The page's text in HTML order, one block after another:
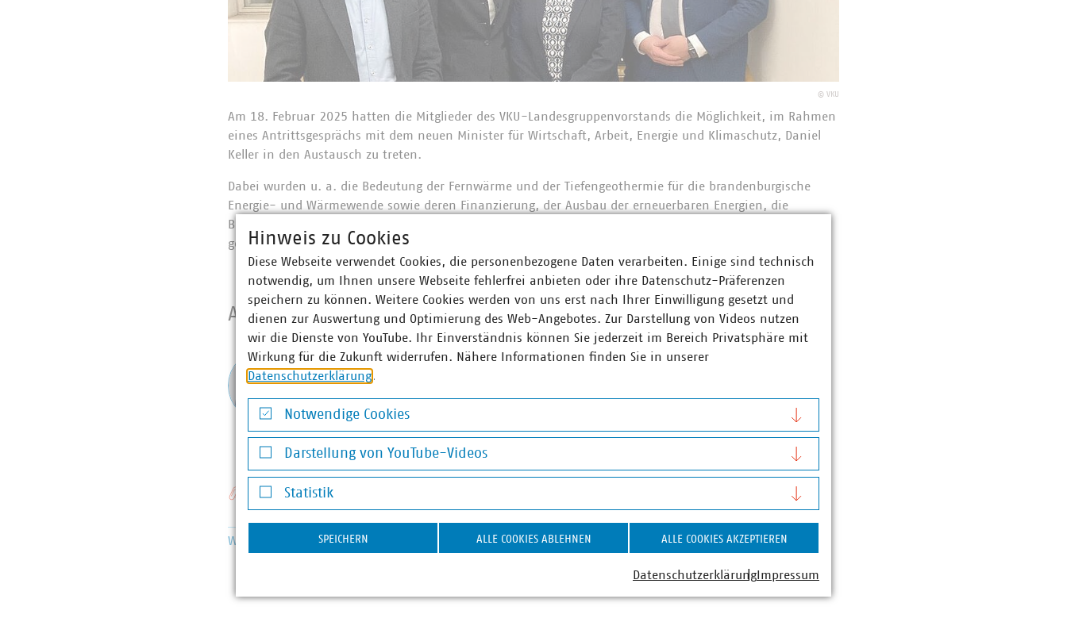
© VKU
Am 18. Februar 2025 hatten die Mitglieder des VKU-Landesgruppenvorstands die Möglichkeit, im Rahmen
eines Antrittsgesprächs mit dem neuen Minister für Wirtschaft, Arbeit, Energie und Klimaschutz, Daniel
Keller in den Austausch zu treten.
Dabei wurden u. a. die Bedeutung der Fernwärme und der Tiefengeothermie für die brandenburgische
Energie- und Wärmewende sowie deren Finanzierung, der Ausbau der erneuerbaren Energien, die
Beschleunigung von Planungs- und Genehmigungsverfahren und die vom Ministerium in Auftrag
gegebene Wärmepreisstudie des Landes Brandenburg diskutiert.
Ansprechpartner
Julian Büche
Geschäftsführer
+49 30 58580-471
+49 170 8580-478
bueche(at)vku(dot)de
Schlagworte
Wärmewende Energiewende Erneuerbare EnergienFinanzierung
Hinweis zu Cookies
Diese Webseite verwendet Cookies, die personenbezogene Daten verarbeiten. Einige sind technisch
notwendig, um Ihnen unsere Webseite fehlerfrei anbieten oder ihre Datenschutz-Präferenzen
speichern zu können. Weitere Cookies werden von uns erst nach Ihrer Einwilligung gesetzt und
dienen zur Auswertung und Optimierung des Web-Angebotes. Zur Darstellung von Videos nutzen
wir die Dienste von YouTube. Ihr Einverständnis können Sie jederzeit im Bereich Privatsphäre mit
Wirkung für die Zukunft widerrufen. Nähere Informationen finden Sie in unserer
Datenschutzerklärung.
Notwendige Cookies
Notwendige Cookies
Darstellung von YouTube-Videos
Darstellung von YouTube-Videos
Statistik
Statistik
SPEICHERN ALLE COOKIES ABLEHNEN ALLE COOKIES AKZEPTIEREN
DatenschutzerklärungImpressum